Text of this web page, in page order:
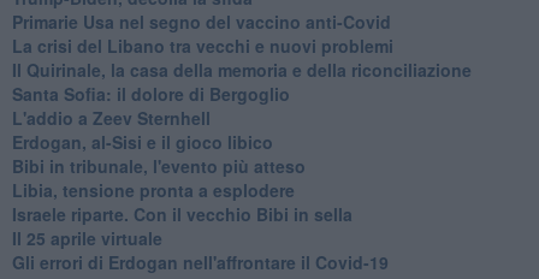
Primarie Usa nel segno del vaccino anti-Covid
La crisi del Libano tra vecchi e nuovi problemi
Il Quirinale, la casa della memoria e della riconciliazione
Santa Sofia: il dolore di Bergoglio
L'addio a ​Zeev Sternhell
Erdogan, al-Sisi e il gioco libico
Bibi in tribunale, l'evento più atteso
Libia, tensione pronta a esplodere
Israele riparte. Con il vecchio Bibi in sella
Il 25 aprile virtuale
Gli errori di Erdogan nell'affrontare il Covid-19